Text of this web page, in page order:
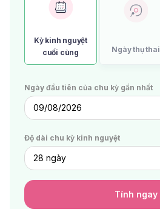
Kỳ kinh nguyệt
cuối cùng
Ngày thụ thai
Ngày đầu tiên của chu kỳ gần nhất
09/08/2026
Độ dài chu kỳ kinh nguyệt
Tính ngay